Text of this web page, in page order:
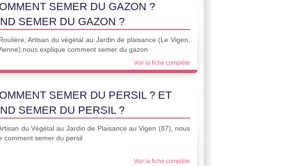
SEMER DU GAZON ?
SEMER DU GAZON ?
Artisan du végétal au Jardin de plaisance (Le Vigen,
explique comment semer du gazon
Voir la fiche complète
SEMER DU PERSIL ? ET
SEMER DU PERSIL ?
du Végétal au Jardin de Plaisance au Vigen (87), nous
comment semer du persil
Voir la fiche complète